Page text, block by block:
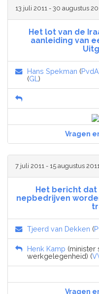
13 juli 2011 - 30 augustus
Het lot van de
aanleiding van
Hans Spekman (PvdA
(GL )
Vragen
7 juli 2011 - 15 augustus
Het bericht dat
nepbedrijven
Tjeerd van Dekken (
Henk Kamp (minister
werkgelegenheid) (
Vragen